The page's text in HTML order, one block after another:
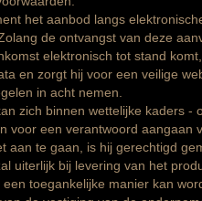
het aanbod langs
de ontvangst van deze
elektronisch tot stand
en zorgt hij voor een veilige
in acht nemen.
zich binnen wettelijke kaders
voor een verantwoord
aan te gaan, is hij gerechtigd
uiterlijk bij levering van het
toegankelijke manier kan